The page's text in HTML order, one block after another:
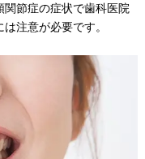
関節症の症状で歯科医院
注意が必要です。